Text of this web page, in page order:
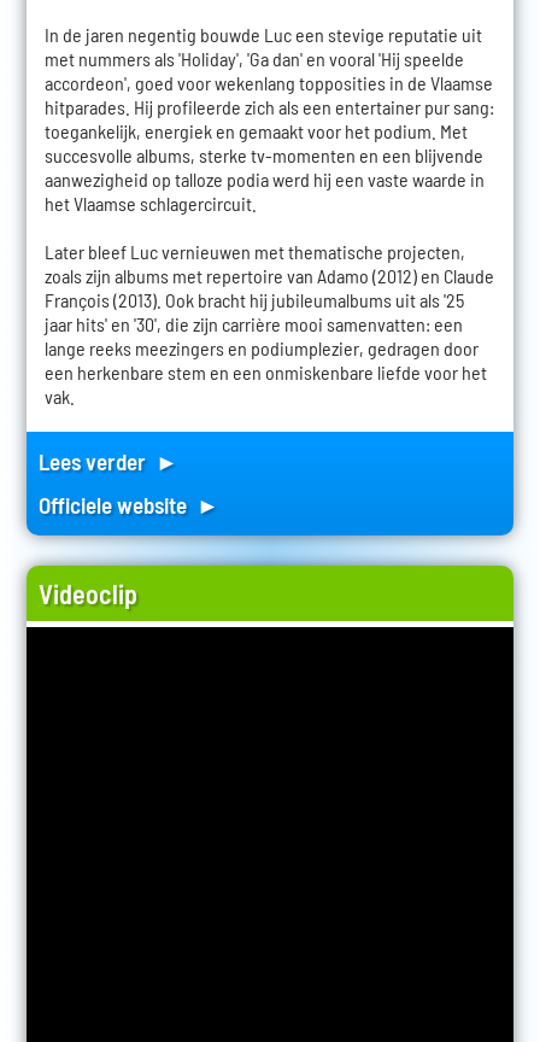
In de jaren negentig bouwde Luc een stevige reputatie uit
met nummers als 'Holiday', 'Ga dan' en vooral 'Hij speelde
accordeon', goed voor wekenlang topposities in de Vlaamse
hitparades. Hij profileerde zich als een entertainer pur sang:
toegankelijk, energiek en gemaakt voor het podium. Met
succesvolle albums, sterke tv-momenten en een blijvende
aanwezigheid op talloze podia werd hij een vaste waarde in
het Vlaamse schlagercircuit.
Later bleef Luc vernieuwen met thematische projecten,
zoals zijn albums met repertoire van Adamo (2012) en Claude
François (2013). Ook bracht hij jubileumalbums uit als '25
jaar hits' en '30', die zijn carrière mooi samenvatten: een
lange reeks meezingers en podiumplezier, gedragen door
een herkenbare stem en een onmiskenbare liefde voor het
vak.
Lees verder ►
Officiele website ►
Videoclip